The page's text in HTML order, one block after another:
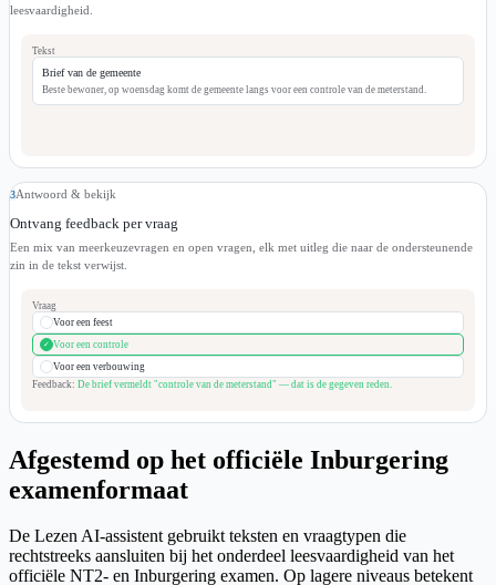
leesvaardigheid.
Tekst
Brief van de gemeente
Beste bewoner, op woensdag komt de gemeente langs voor een controle van de meterstand.
3Antwoord & bekijk
Ontvang feedback per vraag
Een mix van meerkeuzevragen en open vragen, elk met uitleg die naar de ondersteunende
zin in de tekst verwijst.
Vraag
Voor een feest
✓ Voor een controle
Voor een verbouwing
Feedback : De brief vermeldt "controle van de meterstand" — dat is de gegeven reden.
Afgestemd op het officiële Inburgering
examenformaat
De Lezen AI-assistent gebruikt teksten en vraagtypen die
rechtstreeks aansluiten bij het onderdeel leesvaardigheid van het
officiële NT2- en Inburgering examen. Op lagere niveaus betekent